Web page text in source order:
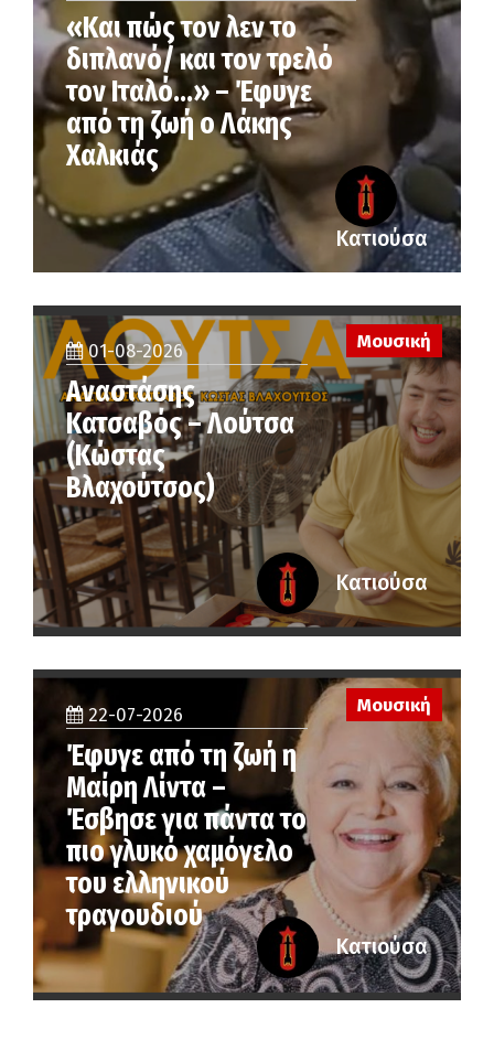
«Και πώς τον λεν το
διπλανό/ και τον τρελό
τον Ιταλό…» – Έφυγε
από τη ζωή ο Λάκης
Χαλκιάς
Κατιούσα
01-08-2026
Αναστάσης
Κατσαβός – Λούτσα
(Κώστας
Βλαχούτσος)
Μουσική
Κατιούσα
22-07-2026
Έφυγε από τη ζωή η
Μαίρη Λίντα –
Έσβησε για πάντα το
πιο γλυκό χαμόγελο
του ελληνικού
τραγουδιού
Μουσική
Κατιούσα